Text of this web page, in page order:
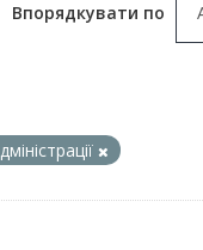
Впорядкувати по